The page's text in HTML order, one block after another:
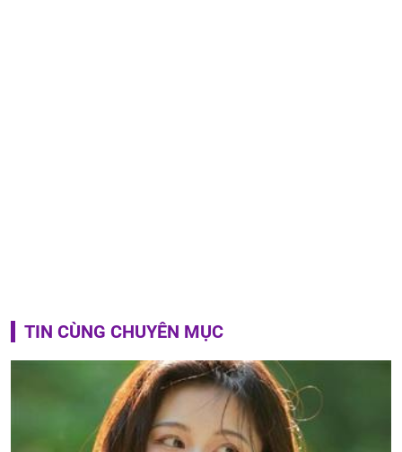
TIN CÙNG CHUYÊN MỤC